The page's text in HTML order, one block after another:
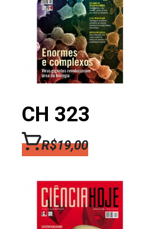
CH 323
R$19,00